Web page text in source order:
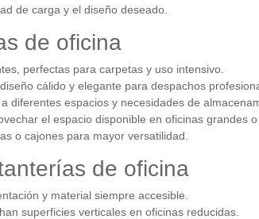
de carga y el diseño deseado.
de oficina
perfectas para carpetas y uso intensivo.
cálido y elegante para despachos
diferentes espacios y necesidades de
el espacio disponible en oficinas grandes o
o cajones para mayor versatilidad.
de oficina
y material siempre accesible.
superficies verticales en oficinas reducidas.